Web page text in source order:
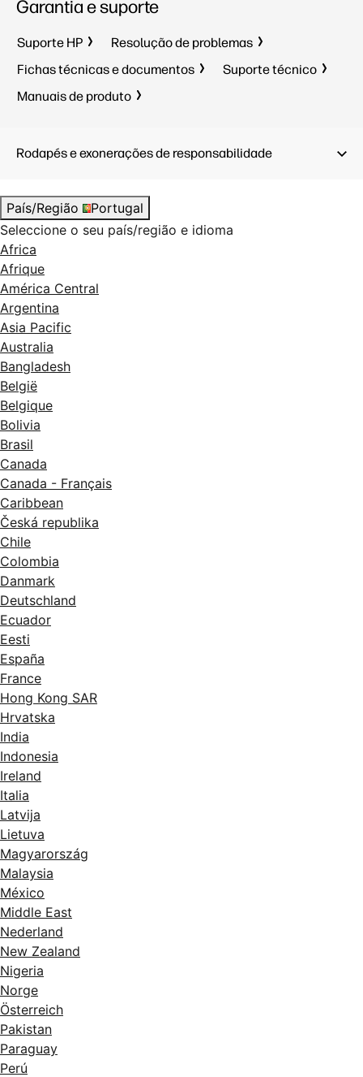
Até 600 ppp
US Letter, US Legal, US
69 x 50,8 mm a 297 x 5842 mm
1 USB 3.0 SuperSpeed
Alimentador automático de
US
10/100/
Garantia e suporte
Suporte HP
Resolução de problemas
Fichas técnicas e documentos
Suporte técnico
Manuais de produto
Rodapés e exonerações de responsabilidade
País/Região
Portugal
Seleccione o seu país/região e idioma
Africa
Afrique
América Central
Argentina
Asia Pacific
Australia
Bangladesh
België
Belgique
Bolivia
Brasil
Canada
Canada - Français
Caribbean
Česká republika
Chile
Colombia
Danmark
Deutschland
Ecuador
Eesti
España
France
Hong Kong SAR
Hrvatska
India
Indonesia
Ireland
Italia
Latvija
Lietuva
Magyarország
Malaysia
México
Middle East
Nederland
New Zealand
Nigeria
Norge
Österreich
Pakistan
Paraguay
Perú